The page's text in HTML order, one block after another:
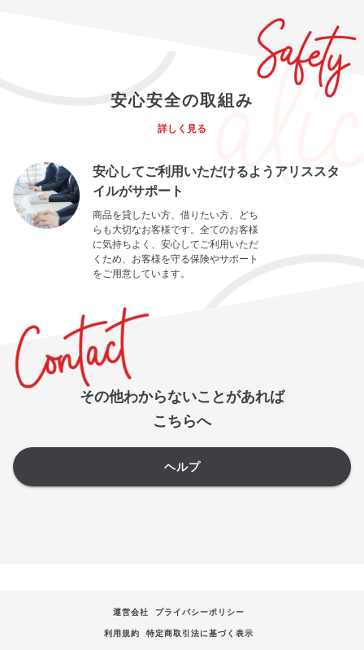
安心安全の取組み
詳しく見る
安心してご利用いただけるようアリススタ
イルがサポート
商品を貸したい方、借りたい方、どち
らも大切なお客様です。全てのお客様
に気持ちよく、安心してご利用いただ
くため、お客様を守る保険やサポート
をご用意しています。
その他わからないことがあれば
こちらへ
ヘルプ
運営会社
プライバシーポリシー
利用規約
特定商取引法に基づく表示